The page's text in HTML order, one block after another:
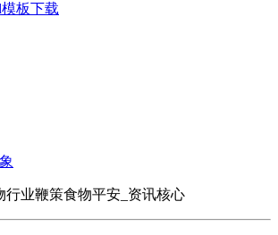
板下载
行业鞭策食物平安_资讯核心